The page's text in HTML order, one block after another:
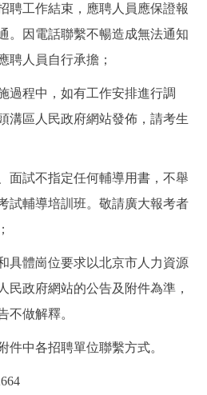
工作結束，應聘人員應保證報
。因電話聯繫不暢造成無法通知
聘人員自行承擔；
程中，如有工作安排進行調
溝區人民政府網站發佈，請考生
試不指定任何輔導用書，不舉
試輔導培訓班。敬請廣大報考者
體崗位要求以北京市人力資源
民政府網站的公告及附件為準，
不做解釋。
中各招聘單位聯繫方式。